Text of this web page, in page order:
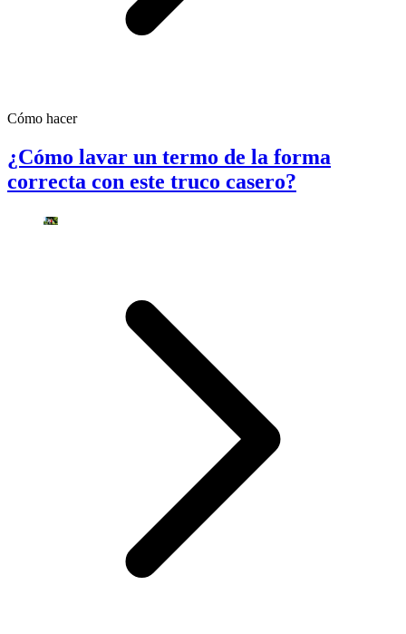
Cómo hacer
¿Cómo lavar un termo de la forma
correcta con este truco casero?